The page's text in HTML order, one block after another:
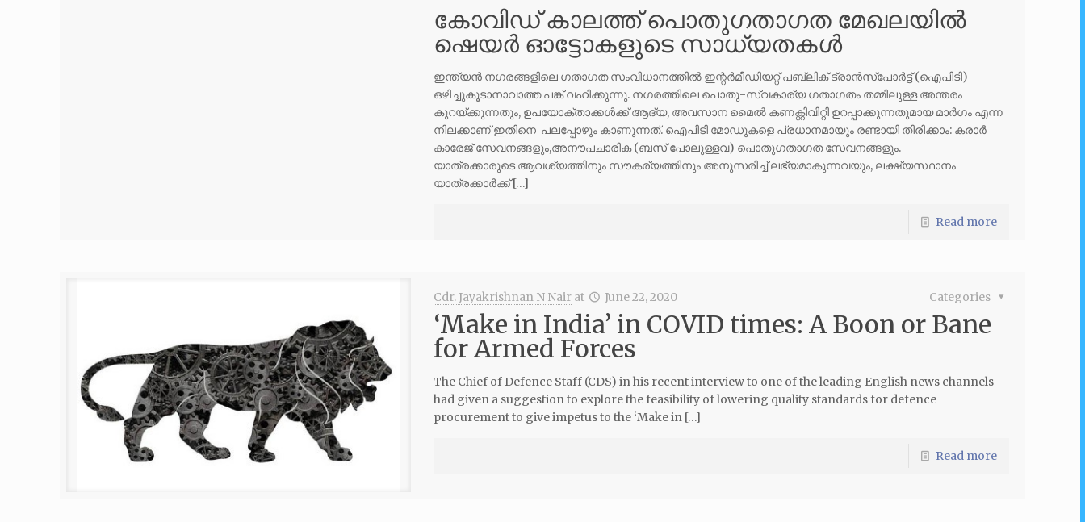
കോവിഡ് കാലത്ത് പൊതുഗതാഗത മേഖലയിൽ
ഷെയർ ഓട്ടോകളുടെ സാധ്യതകൾ
ഇന്ത്യൻ നഗരങ്ങളിലെ ഗതാഗത സംവിധാനത്തിൽ ഇന്റർമീഡിയറ്റ് പബ്ലിക് ട്രാൻസ്പോർട്ട് (ഐപിടി)
ഒഴിച്ചുകൂടാനാവാത്ത പങ്ക് വഹിക്കുന്നു. നഗരത്തിലെ പൊതു-സ്വകാര്യ ഗതാഗതം തമ്മിലുള്ള അന്തരം
കുറയ്ക്കുന്നതും, ഉപയോക്താക്കൾക്ക് ആദ്യ, അവസാന മൈൽ കണക്റ്റിവിറ്റി ഉറപ്പാക്കുന്നതുമായ മാർഗം എന്ന
നിലക്കാണ് ഇതിനെ പലപ്പോഴും കാണുന്നത്. ഐ‌പി‌ടി മോഡുകളെ പ്രധാനമായും രണ്ടായി തിരിക്കാം: കരാർ
കാരേജ് സേവനങ്ങളും,അനൗപചാരിക (ബസ് പോലുള്ളവ) പൊതുഗതാഗത സേവനങ്ങളും.
യാത്രക്കാരുടെ ആവശ്യത്തിനും സൗകര്യത്തിനും അനുസരിച്ച് ലഭ്യമാകുന്നവയും, ലക്ഷ്യസ്ഥാനം
യാത്രക്കാർക്ക് […]
Read more
Cdr. Jayakrishnan N Nair at June 22, 2020 Categories
‘Make in India’ in COVID times: A Boon or Bane
for Armed Forces
The Chief of Defence Staff (CDS) in his recent interview to one of the leading English news channels
had given a suggestion to explore the feasibility of lowering quality standards for defence
procurement to give impetus to the ‘Make in […]
Read more